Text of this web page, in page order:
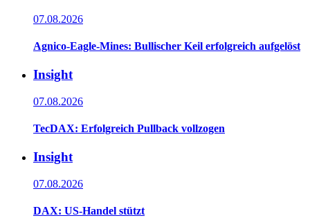
07.08.2026
Agnico-Eagle-Mines: Bullischer Keil erfolgreich aufgelöst
Insight
07.08.2026
TecDAX: Erfolgreich Pullback vollzogen
Insight
07.08.2026
DAX: US-Handel stützt